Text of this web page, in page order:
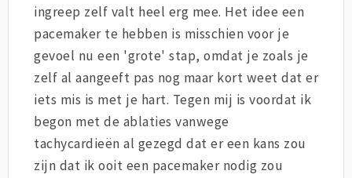
ingreep zelf valt heel erg mee. Het idee een
pacemaker te hebben is misschien voor je
gevoel nu een 'grote' stap, omdat je zoals je
zelf al aangeeft pas nog maar kort weet dat er
iets mis is met je hart. Tegen mij is voordat ik
begon met de ablaties vanwege
tachycardieën al gezegd dat er een kans zou
zijn dat ik ooit een pacemaker nodig zou